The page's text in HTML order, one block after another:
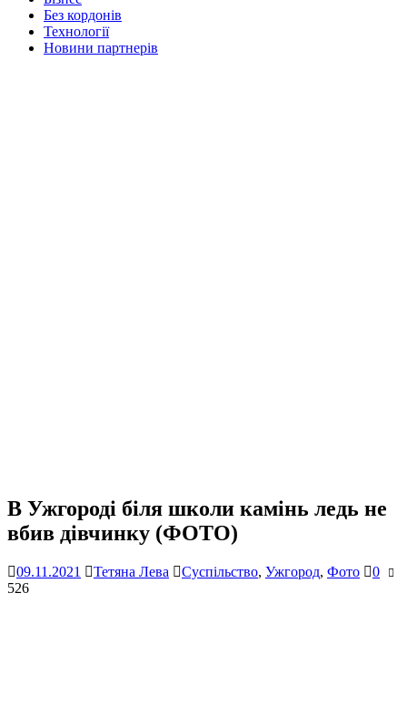
Без кордонів
Технології
Новини партнерів
В Ужгороді біля школи камінь ледь не
вбив дівчинку (ФОТО)
09.11.2021 Тетяна Лева Суспільство, Ужгород, Фото
0
526